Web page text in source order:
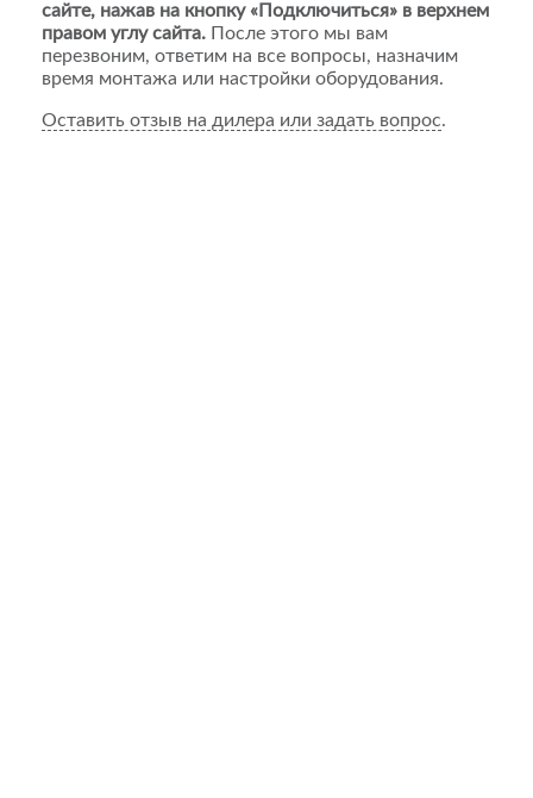
сайте, нажав на кнопку «Подключиться» в верхнем
правом углу сайта. После этого мы вам
перезвоним, ответим на все вопросы, назначим
время монтажа или настройки оборудования.
Оставить отзыв на дилера или задать вопрос.